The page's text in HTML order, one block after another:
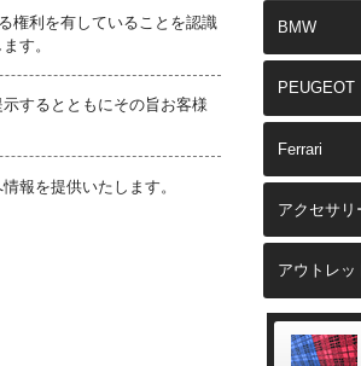
権利を有していることを認識
す。
するとともにその旨お客様
報を提供いたします。
BMW
PEUGEOT
Ferrari
アクセサリ
アウトレッ